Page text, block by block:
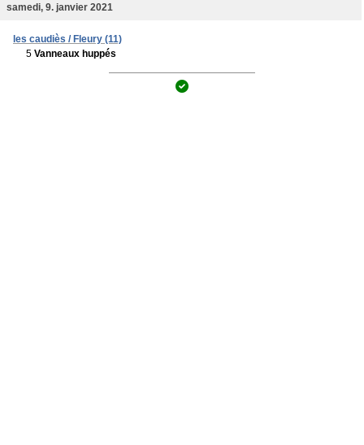
samedi, 9. janvier 2021
les caudiès / Fleury (11)
5 Vanneaux huppés